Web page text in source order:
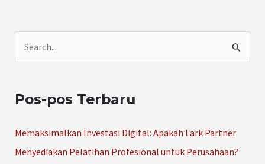
iPos-pos Terbaru
Memaksimalkan Investasi Digital: Apakah Lark Partner
Menyediakan Pelatihan Profesional untuk Perusahaan?